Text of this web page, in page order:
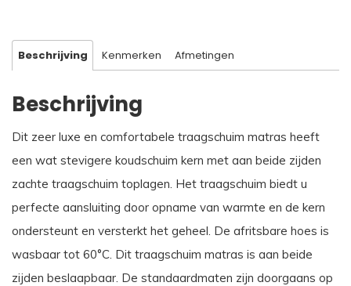
Beschrijving Kenmerken Afmetingen
Beschrijving
Dit zeer luxe en comfortabele traagschuim matras heeft
een wat stevigere koudschuim kern met aan beide zijden
zachte traagschuim toplagen. Het traagschuim biedt u
perfecte aansluiting door opname van warmte en de kern
ondersteunt en versterkt het geheel. De afritsbare hoes is
wasbaar tot 60°C. Dit traagschuim matras is aan beide
zijden beslaapbaar. De standaardmaten zijn doorgaans op